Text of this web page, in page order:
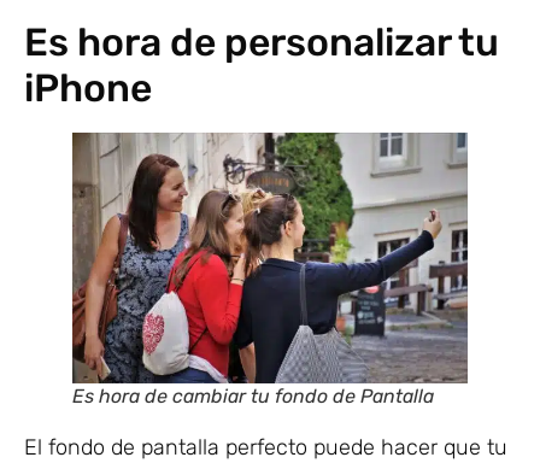
Es hora de personalizar tu
iPhone
Es hora de cambiar tu fondo de Pantalla
El fondo de pantalla perfecto puede hacer que tu